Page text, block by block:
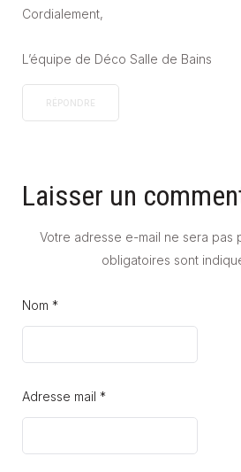
RÉPONDRE
Cordialement,
L’équipe de Déco Salle de Bains
Laisser un
Votre adresse e-mail ne sera pas
obligatoires sont
Nom *
Adresse mail *